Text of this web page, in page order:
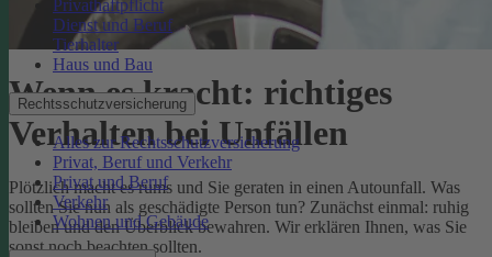
Privathaftpflicht
Dienst und Beruf
Tierhalter
Haus und Bau
Rechtsschutzversicherung
Alles zur Rechtsschutzversicherung
Privat, Beruf und Verkehr
Privat und Beruf
Verkehr
Wohnen und Gebäude
Wenn es kracht: richtiges
Verhalten bei Unfällen
Plötzlich macht es rums und Sie geraten in einen Autounfall. Was
sollten Sie nun als geschädigte Person tun? Zunächst einmal: ruhig
bleiben und den Überblick bewahren. Wir erklären Ihnen, was Sie
sonst noch beachten sollten.